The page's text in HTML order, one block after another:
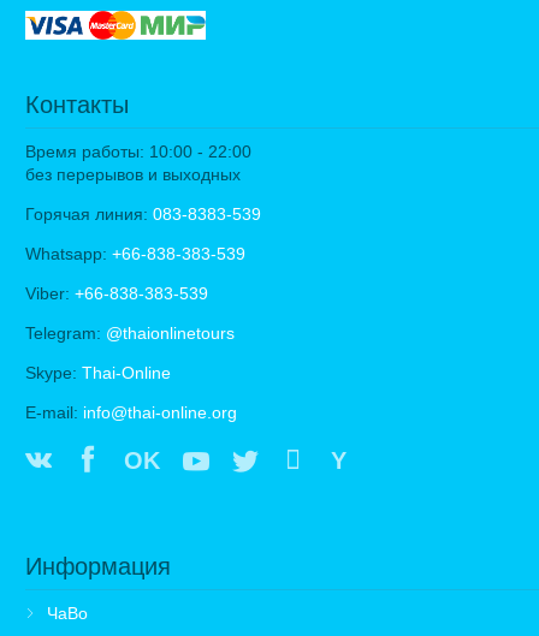
Контакты
Время работы: 10:00 - 22:00
без перерывов и выходных
Горячая линия:083-8383-539
Whatsapp:+66-838-383-539
Viber:+66-838-383-539
Telegram: @thaionlinetours
Skype:Thai-Online
E-mail: info@thai-online.org
OK Y
Информация
ЧаВо